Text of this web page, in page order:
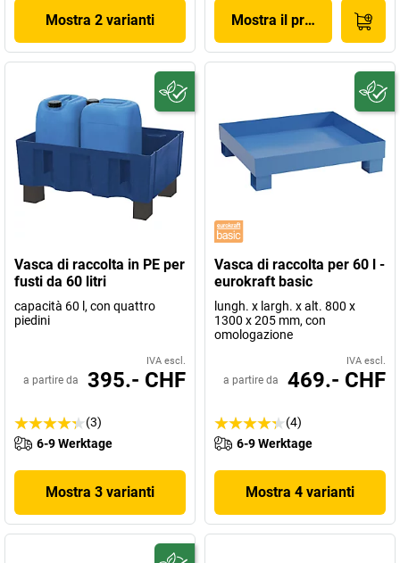
Mostra 2 varianti Mostra il prodotto
Vasca di raccolta in PE per
fusti da 60 litri
capacità 60 l, con quattro
piedini
IVA escl.
a partire da 395.- CHF
(3)
6-9 Werktage
Mostra 3 varianti
Vasca di raccolta per 60 l -
eurokraft basic
lungh. x largh. x alt. 800 x
1300 x 205 mm, con
omologazione
IVA escl.
a partire da 469.- CHF
(4)
6-9 Werktage
Mostra 4 varianti